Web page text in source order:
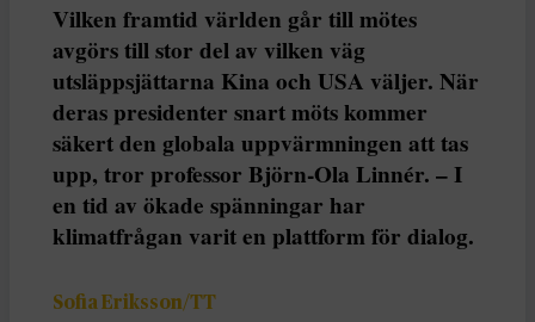
Vilken framtid världen går till mötes
avgörs till stor del av vilken väg
utsläppsjättarna Kina och USA väljer. När
deras presidenter snart möts kommer
säkert den globala uppvärmningen att tas
upp, tror professor Björn-Ola Linnér. – I
en tid av ökade spänningar har
klimatfrågan varit en plattform för dialog.
Sofia Eriksson/TT